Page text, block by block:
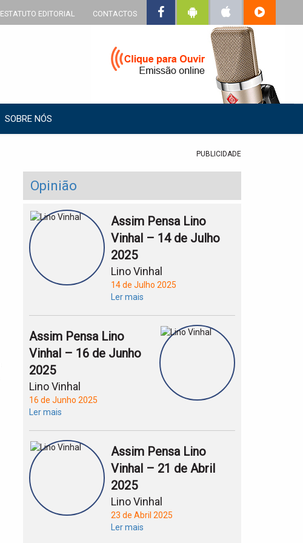
ESTATUTO EDITORIAL CONTACTOS
SOBRE NÓS
PUBLICIDADE
Opinião
Assim Pensa Lino
Vinhal – 14 de Julho
2025
Lino Vinhal
14 de Julho 2025
Ler mais
Assim Pensa Lino
Vinhal – 16 de Junho
2025
Lino Vinhal
16 de Junho 2025
Ler mais
Assim Pensa Lino
Vinhal – 21 de Abril
2025
Lino Vinhal
23 de Abril 2025
Ler mais